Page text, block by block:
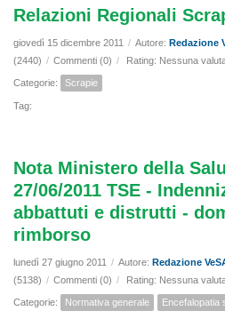
Relazioni Regionali
giovedì 15 dicembre 2011 / Autore: Redazione
(2440) / Commenti (0) / Rating: Nessuna
Categorie: Scrapie
Tag:
Nota Ministero della
27/06/2011 TSE -
abbattuti e distrutti -
rimborso
lunedì 27 giugno 2011 / Autore: Redazione
(5138) / Commenti (0) / Rating: Nessuna
Categorie: Normativa generale Encefalopatia